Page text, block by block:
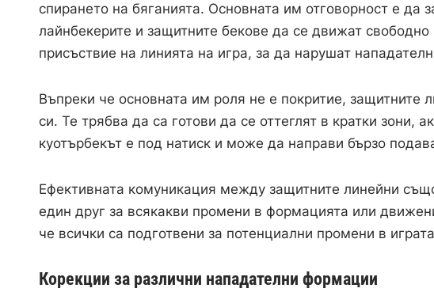
спирането на бяганията. Основната им отговорност е да
лайнбекерите и защитните бекове да се движат
присъствие на линията на игра, за да нарушат
Въпреки че основната им роля не е покритие, защитните
си. Те трябва да са готови да се оттеглят в кратки зони,
куотърбекът е под натиск и може да направи бързо
Ефективната комуникация между защитните линейни
един друг за всякакви промени в формацията или
че всички са подготвени за потенциални промени в
Корекции за различни нападателни формации